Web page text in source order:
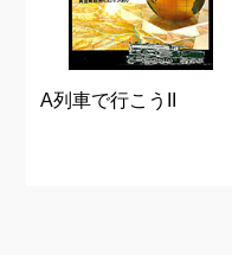
A列車で行こうII